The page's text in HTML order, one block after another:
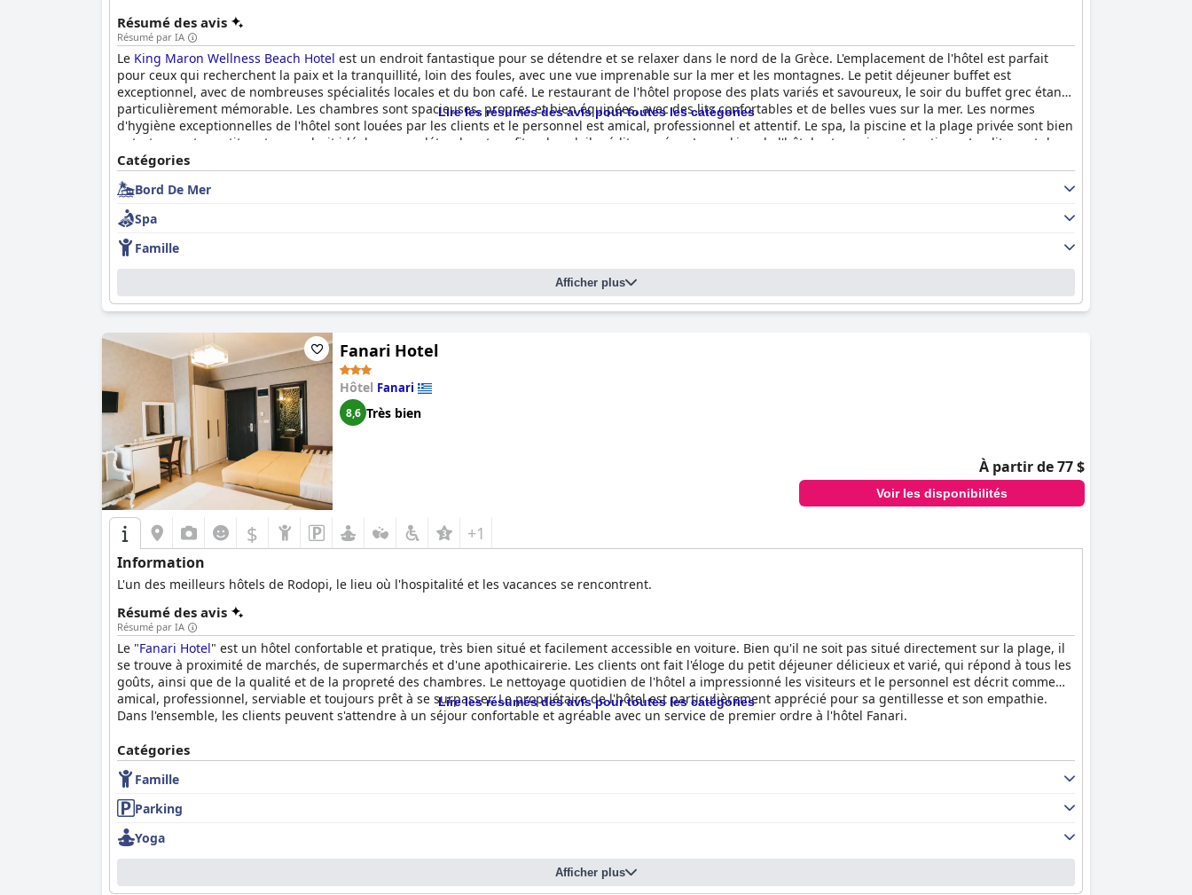
Résumé des avis
Résumé par IA
Le King Maron Wellness Beach Hotel est un endroit fantastique pour se détendre et se relaxer dans le nord de la Grèce. L'emplacement de l'hôtel est parfait
pour ceux qui recherchent la paix et la tranquillité, loin des foules, avec une vue imprenable sur la mer et les montagnes. Le petit déjeuner buffet est
exceptionnel, avec de nombreuses spécialités locales et du bon café. Le restaurant de l'hôtel propose des plats variés et savoureux, le soir du buffet grec étant
particulièrement mémorable. Les chambres sont spacieuses, propres et bien équipées, avec des lits confortables et de belles vues sur la mer. Les normes
d'hygiène exceptionnelles de l'hôtel sont louées par les clients et le personnel est amical, professionnel et attentif. Le spa, la piscine et la plage privée sont bien
entretenus et constituent un endroit idéal pour se détendre et profiter du soleil méditerranéen. Le parking de l'hôtel est spacieux et pratique. Les lits sont doux
et confortables, garantissant une bonne nuit de sommeil. Dans l'ensemble, le
répond à toutes les attentes. C'est une escapade romantique parfaite et les clients ont regretté de n'être restés qu'une nuit et ont l'intention de revenir.
Lire les résumés des avis pour toutes les catégories
Catégories
Bord De Mer
Spa
Famille
Afficher plus
Fanari Hotel
Hôtel Fanari
8,6 Très bien
À partir de 77 $
Voir les disponibilités
$ +1
Information
L'un des meilleurs hôtels de Rodopi, le lieu où l'hospitalité et les vacances se rencontrent.
Résumé des avis
Résumé par IA
Le "Fanari Hotel" est un hôtel confortable et pratique, très bien situé et facilement accessible en voiture. Bien qu'il ne soit pas situé directement sur la plage, il
se trouve à proximité de marchés, de supermarchés et d'une apothicairerie. Les clients ont fait l'éloge du petit déjeuner délicieux et varié, qui répond à tous les
goûts, ainsi que de la qualité et de la propreté des chambres. Le nettoyage quotidien de l'hôtel a impressionné les visiteurs et le personnel est décrit comme
amical, professionnel, serviable et toujours prêt à se surpasser. Le propriétaire de l'hôtel est particulièrement apprécié pour sa gentillesse et son empathie.
Dans l'ensemble, les clients peuvent s'attendre à un séjour confortable et agréable avec un service de premier ordre à l'hôtel Fanari.
Lire les résumés des avis pour toutes les catégories
Catégories
Famille
Parking
Yoga
Afficher plus